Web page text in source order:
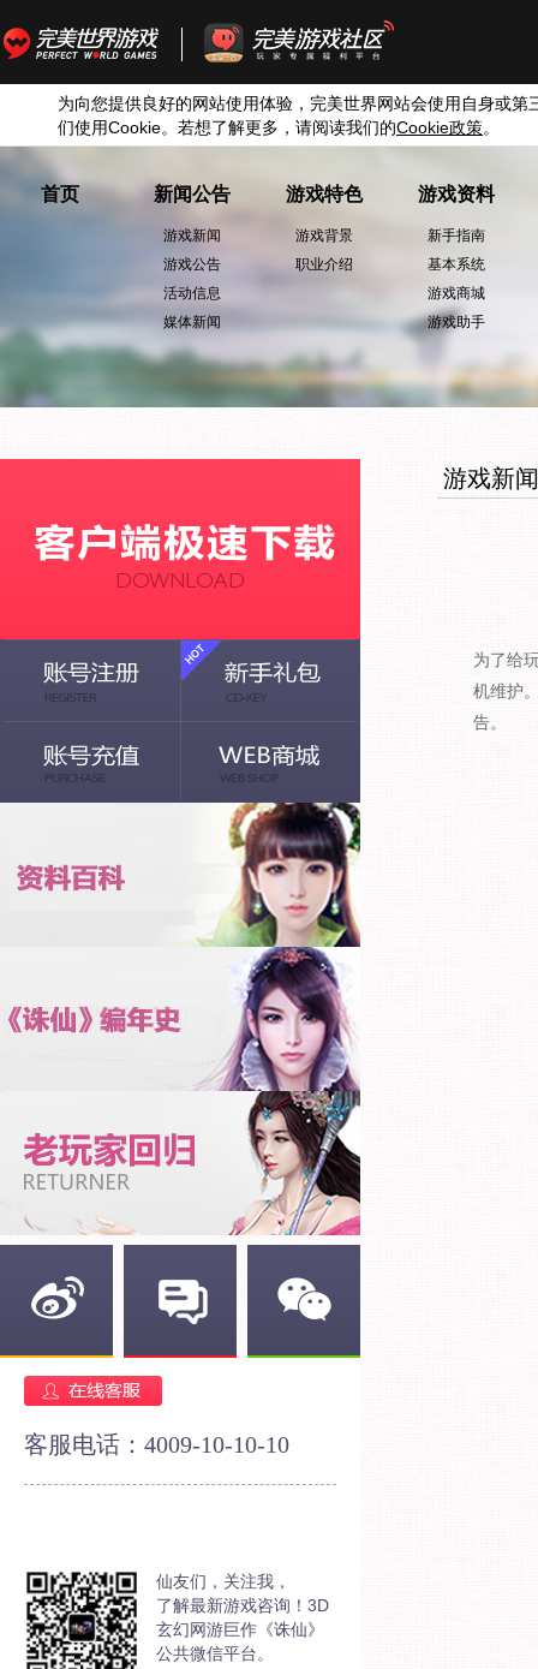
为向您提供良好的网站使用体验，完美世界网站会使用自身或第
们使用Cookie。若想了解更多，请阅读我们的Cookie政策。
首页 新闻公告
游戏新闻
游戏公告
活动信息
媒体新闻
游戏特色
游戏背景
职业介绍
游戏资料
新手指南
基本系统
游戏商城
游戏助手
客服电话：4009-10-10-10
仙友们，关注我，
了解最新游戏咨询！3D
玄幻网游巨作《诛仙》
公共微信平台。
游戏新闻
为了给
机维护
告。